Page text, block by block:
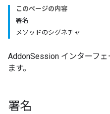
このページの内容
署名
メソッドのシグネチャ
AddonSession インターフ
ます。
署名